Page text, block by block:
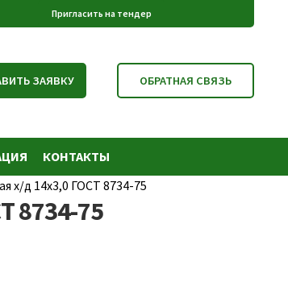
КОНТАКТЫ
х/д 14х3,0 ГОСТ 8734-75
8734-75